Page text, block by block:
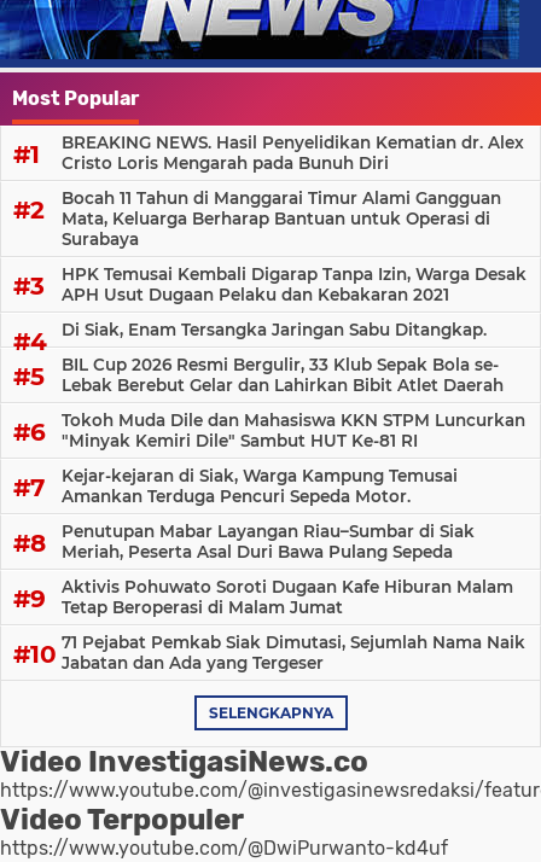
Most Popular
BREAKING NEWS. Hasil Penyelidikan Kematian dr. Alex
Cristo Loris Mengarah pada Bunuh Diri
Bocah 11 Tahun di Manggarai Timur Alami Gangguan
Mata, Keluarga Berharap Bantuan untuk Operasi di
Surabaya
HPK Temusai Kembali Digarap Tanpa Izin, Warga Desak
APH Usut Dugaan Pelaku dan Kebakaran 2021
Di Siak, Enam Tersangka Jaringan Sabu Ditangkap.
BIL Cup 2026 Resmi Bergulir, 33 Klub Sepak Bola se-
Lebak Berebut Gelar dan Lahirkan Bibit Atlet Daerah
Tokoh Muda Dile dan Mahasiswa KKN STPM Luncurkan
"Minyak Kemiri Dile" Sambut HUT Ke-81 RI
Kejar-kejaran di Siak, Warga Kampung Temusai
Amankan Terduga Pencuri Sepeda Motor.
Penutupan Mabar Layangan Riau–Sumbar di Siak
Meriah, Peserta Asal Duri Bawa Pulang Sepeda
Aktivis Pohuwato Soroti Dugaan Kafe Hiburan Malam
Tetap Beroperasi di Malam Jumat
71 Pejabat Pemkab Siak Dimutasi, Sejumlah Nama Naik
Jabatan dan Ada yang Tergeser
SELENGKAPNYA
Video InvestigasiNews.co
https://www.youtube.com/@investigasinewsredaksi/
Video Terpopuler
https://www.youtube.com/@DwiPurwanto-kd4uf